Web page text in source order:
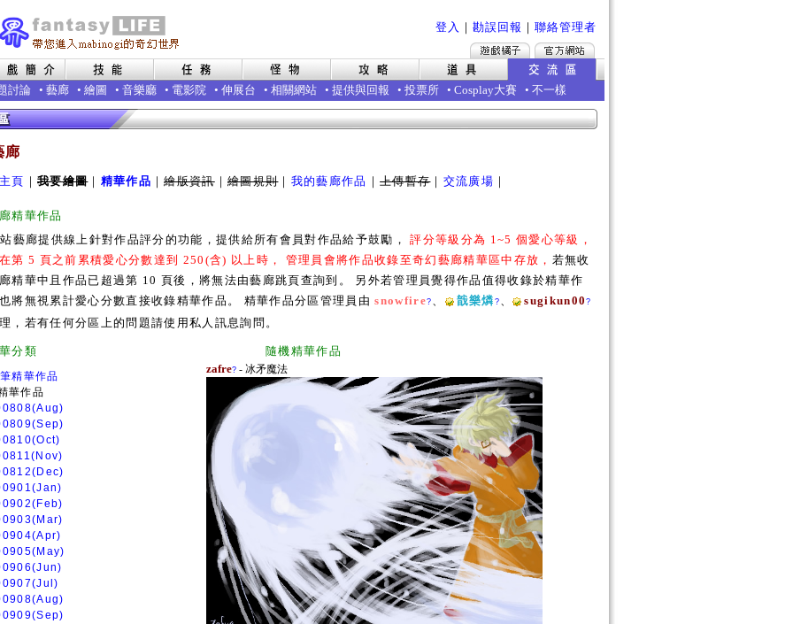
登入 ｜ 勘誤回報 ｜ 聯絡管理者
討論 • 藝廊 • 繪圖 • 音樂廳 • 電影院 • 伸展台 • 相關網站 • 提供與回報 • 投票所 • Cosplay大賽 • 不一樣
廊
頁 ｜我要繪圖｜ 精華作品 ｜繪版資訊｜繪圖規則｜ 我的藝廊作品 ｜上傳暫存｜ 交流廣場 ｜
精華作品
藝廊提供線上針對作品評分的功能，提供給所有會員對作品給予鼓勵，評分等級分為 1~5 個愛心等級，
第 5 頁之前累積愛心分數達到 250(含) 以上時， 管理員會將作品收錄至奇幻藝廊精華區中存放， 若無收
精華中且作品已超過第 10 頁後，將無法由藝廊跳頁查詢到。 另外若管理員覺得作品值得收錄於精華作
將無視累計愛心分數直接收錄精華作品。 精華作品分區管理員由snowfire? 、 戠樂燐 ? 、 sugikun00?
，若有任何分區上的問題請使用私人訊息詢問。
精華分類 隨機精華作品
精華作品
華作品
zafre? - 冰矛魔法